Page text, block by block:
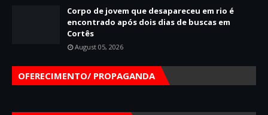
Corpo de jovem que desapareceu em rio é
encontrado após dois dias de buscas em
Cortês
August 05, 2026
OFERECIMENTO/ PROPAGANDA